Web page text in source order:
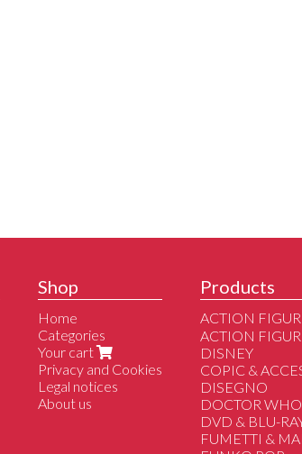
Shop
Home
Categories
Your cart
Privacy and Cookies
Legal notices
About us
Products
ACTION
Altri
DC/Marvel/
Disney
Manga/Anime/
Film/Serie Tv/
ACTION
DISNEY
COPIC &
DISEGNO
DOCTOR WHO
DVD & BLU-
FUMETTI &